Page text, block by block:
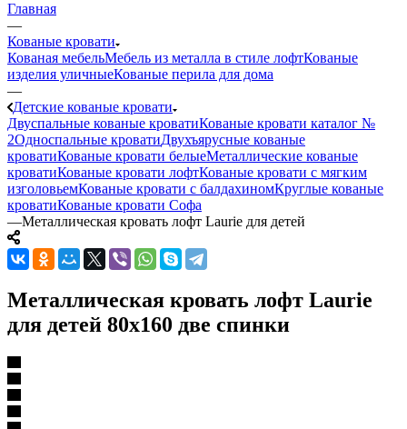
Главная
—
Кованые кровати
Кованая мебельМебель из металла в стиле лофтКованые
изделия уличныеКованые перила для дома
—
Детские кованые кровати
Двуспальные кованые кроватиКованые кровати каталог №
2Односпальные кроватиДвухъярусные кованые
кроватиКованые кровати белыеМеталлические кованые
кроватиКованые кровати лофтКованые кровати с мягким
изголовьемКованые кровати с балдахиномКруглые кованые
кроватиКованые кровати Софа
—Металлическая кровать лофт Laurie для детей
Металлическая кровать лофт Laurie
для детей 80x160 две спинки